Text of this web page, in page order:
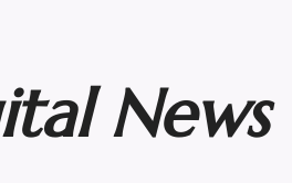
News